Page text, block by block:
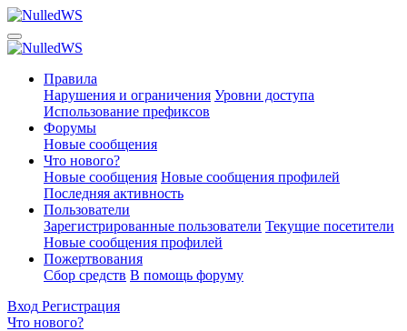
Правила
Нарушения и ограничения Уровни доступа
Использование префиксов
Форумы
Новые сообщения
Что нового?
Новые сообщения Новые сообщения профилей
Последняя активность
Пользователи
Зарегистрированные пользователи Текущие посетители
Новые сообщения профилей
Пожертвования
Сбор средств В помощь форуму
Вход Регистрация
Что нового?